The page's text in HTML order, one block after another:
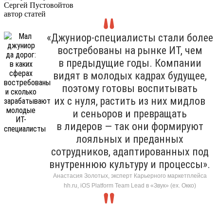
Сергей Пустовойтов
автор статей
«Джуниор-специалисты стали более
востребованы на рынке ИТ, чем
в предыдущие годы. Компании
видят в молодых кадрах будущее,
поэтому готовы воспитывать
их с нуля, растить из них мидлов
и сеньоров и превращать
в лидеров — так они формируют
лояльных и преданных
сотрудников, адаптированных под
внутреннюю культуру и процессы».
Анастасия Золотых, эксперт Карьерного маркетплейса
hh.ru, iOS Platform Team Lead в «Звук» (ex. Окко)